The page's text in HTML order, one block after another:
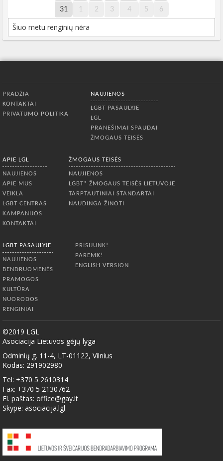
31 1 2 3 4 5 6
Šiuo metu renginių nėra
PRADŽIA
KONTAKTAI
PRIVATUMO POLITIKA
NAUJIENOS
LGBT PASAULYJE
LGL
PRANEŠIMAI SPAUDAI
ŽMOGAUS TEISĖS
APIE LGL
NAUJIENOS
APIE MUS
VEIKLA
LGBT CENTRAS
KAMPANIJOS
KONTAKTAI
ŽMOGAUS TEISĖS
NAUJIENOS
LGBT* ŽMOGAUS TEISĖS LIETUVOJE
TARPTAUTINIAI STANDARTAI
NAUDINGA ŽINOTI
LGBT PASAULYJE
NAUJIENOS
BENDRUOMENĖS
PRAMOGOS
KULTŪRA
NUORODOS
RENGINIAI
PRISIJUNK!
PAREMK!
ENGLISH VERSION
©2019 LGL
Asociacija Lietuvos gėjų lyga
Odminių g. 11-4, LT-01122, Vilnius
Kodas: 291902980
Tel: +370 5 2610314
Fax: +370 5 2130762
El. paštas: office@gay.lt
Skype: asociacija.lgl